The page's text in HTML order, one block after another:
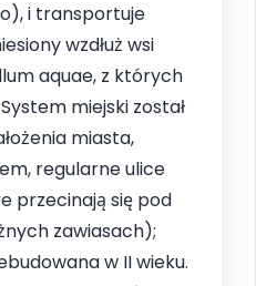
i transportuje
wzdłuż wsi
aquae, z których
miejski został
miasta,
regularne ulice
przecinają się pod
zawiasach);
w II wieku.